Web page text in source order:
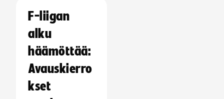
F-liigan
alku
häämöttää:
Avauskierro
kset